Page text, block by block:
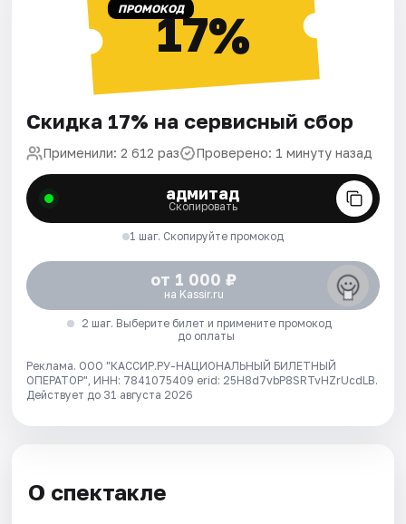
ПРОМОКОД17%
Скидка 17% на сервисный сбор
Применили: 2 612 раз Проверено: 1 минуту назад
адмитад
Скопировать
1 шаг. Скопируйте промокод
от 1 000 ₽
на Kassir.ru
2 шаг. Выберите билет и примените промокод
до оплаты
Реклама. ООО "КАССИР.РУ-НАЦИОНАЛЬНЫЙ БИЛЕТНЫЙ
ОПЕРАТОР", ИНН: 7841075409 erid: 25H8d7vbP8SRTvHZrUcdLB.
Действует до 31 августа 2026
О спектакле